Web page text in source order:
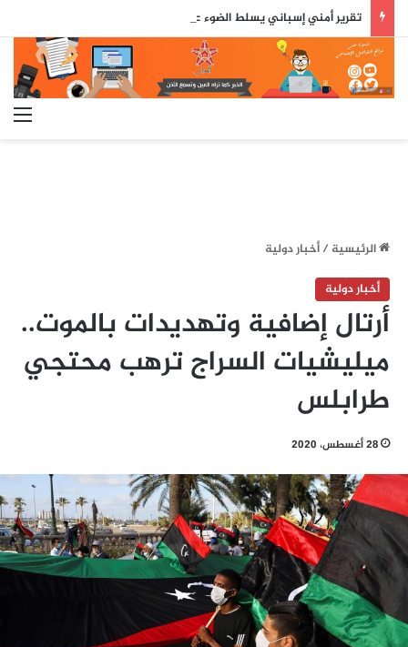
الرئيسية/أخبار دولية
أخبار دولية
أرتال إضافية وتهديدات بالموت..
ميليشيات السراج ترهب محتجي
طرابلس
28 أغسطس، 2020